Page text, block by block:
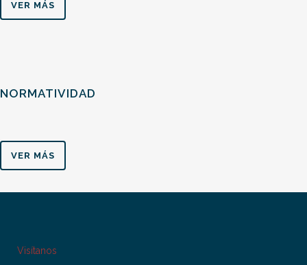
VER MÁS
NORMATIVIDAD
VER MÁS
Visítanos